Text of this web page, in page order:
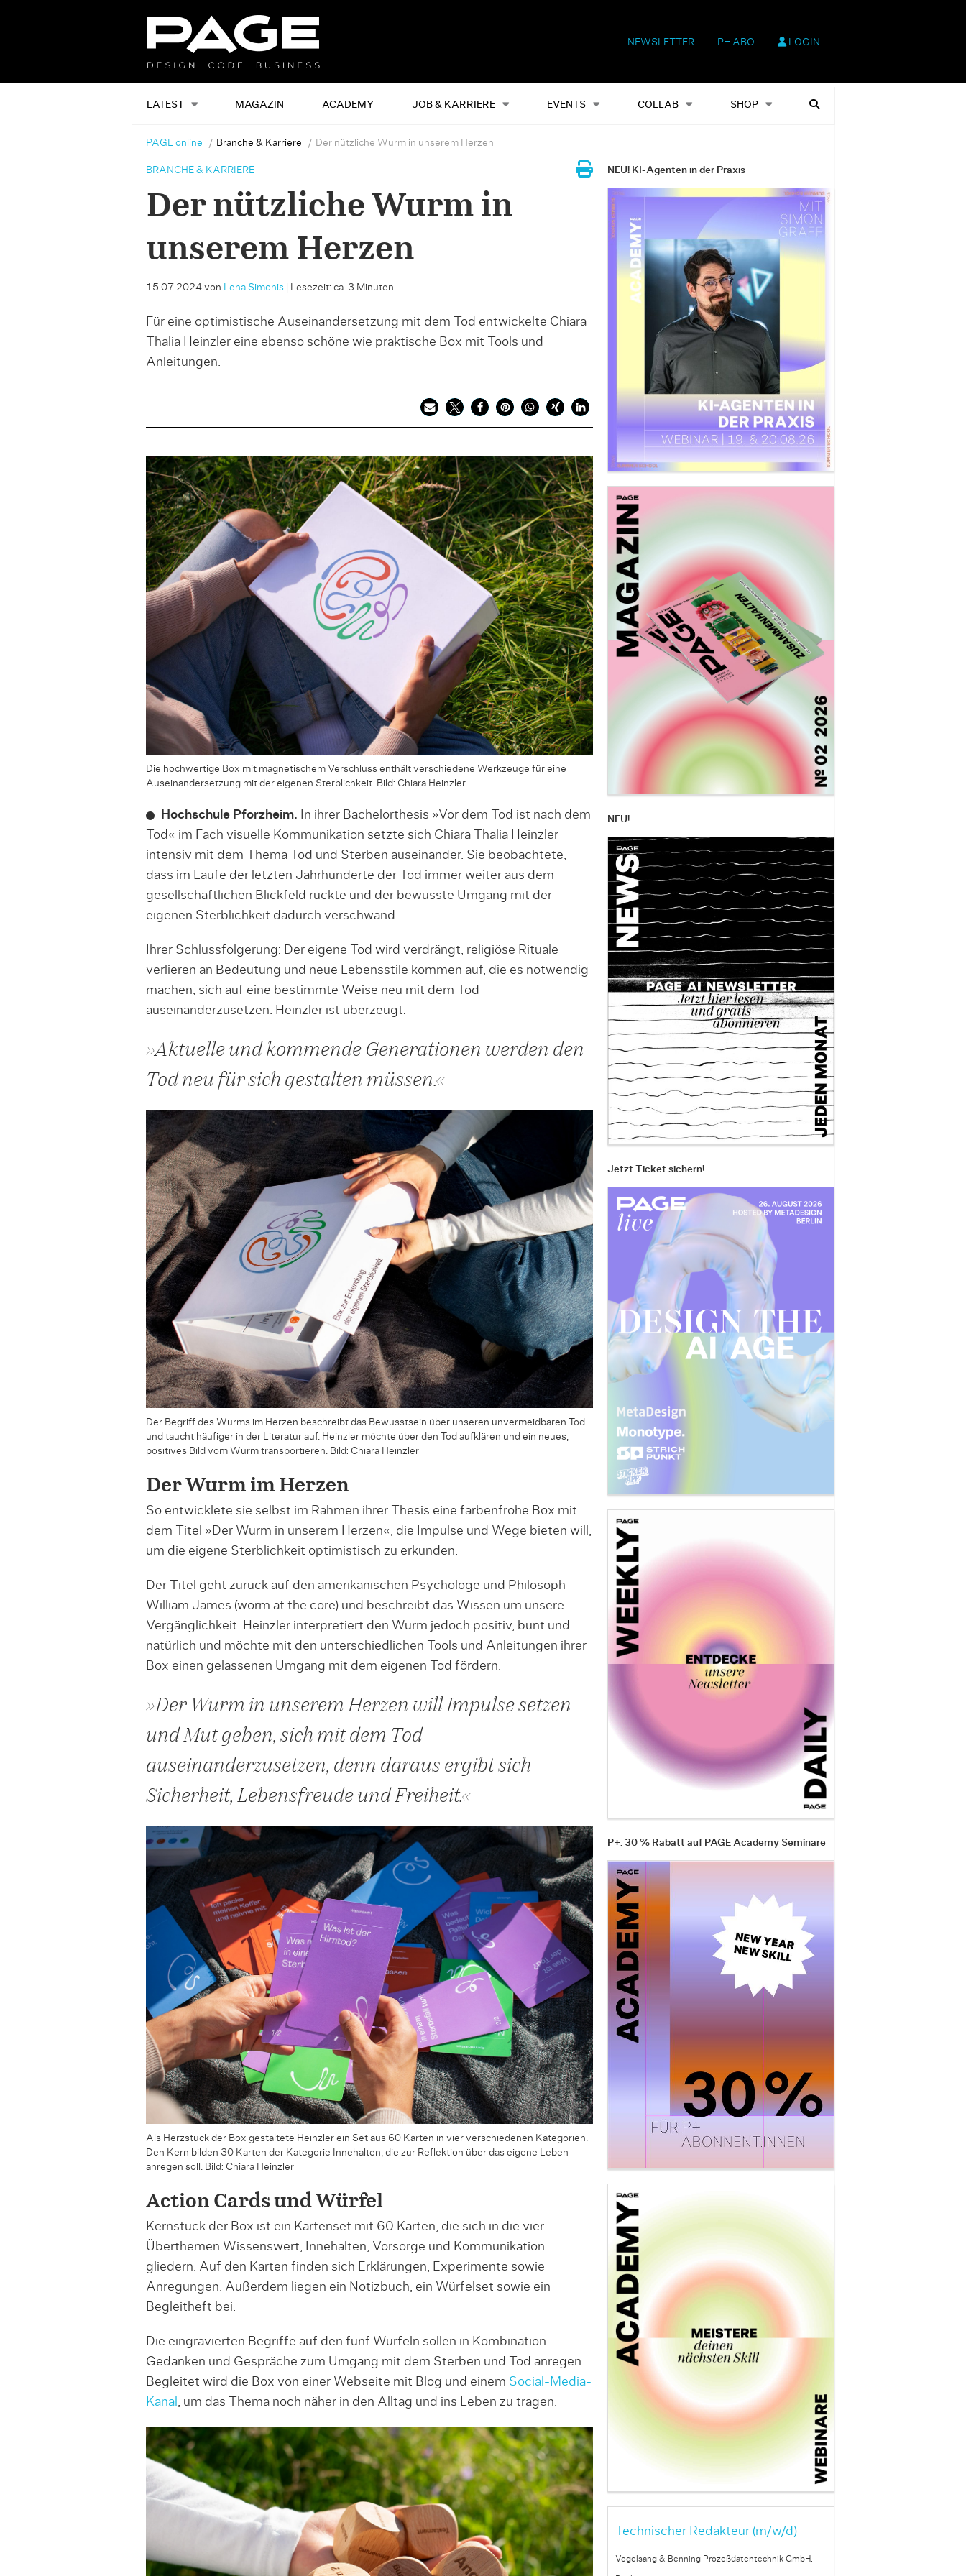
NEWSLETTER P+ ABO LOGIN
LATEST MAGAZIN ACADEMY JOB & KARRIERE EVENTS COLLAB SHOP
Alles Events Shop Heftausgaben Suchen
PAGE online Branche & Karriere Der nützliche Wurm in unserem Herzen
BRANCHE & KARRIERE
Der nützliche Wurm in
unserem Herzen
15.07.2024 von Lena Simonis Lesezeit: ca. 3 Minuten
Für eine optimistische Auseinandersetzung mit dem Tod entwickelte Chiara
Thalia Heinzler eine ebenso schöne wie praktische Box mit Tools und
Anleitungen.
Die hochwertige Box mit magnetischem Verschluss enthält verschiedene Werkzeuge für eine
Auseinandersetzung mit der eigenen Sterblichkeit. Bild: Chiara Heinzler
Hochschule Pforzheim. In ihrer Bachelorthesis »Vor dem Tod ist nach dem
Tod« im Fach visuelle Kommunikation setzte sich Chiara Thalia Heinzler
intensiv mit dem Thema Tod und Sterben auseinander. Sie beobachtete,
dass im Laufe der letzten Jahrhunderte der Tod immer weiter aus dem
gesellschaftlichen Blickfeld rückte und der bewusste Umgang mit der
eigenen Sterblichkeit dadurch verschwand.
Ihrer Schlussfolgerung: Der eigene Tod wird verdrängt, religiöse Rituale
verlieren an Bedeutung und neue Lebensstile kommen auf, die es notwendig
machen, sich auf eine bestimmte Weise neu mit dem Tod
auseinanderzusetzen. Heinzler ist überzeugt:
»Aktuelle und kommende Generationen werden den
Tod neu für sich gestalten müssen.«
Der Begriff des Wurms im Herzen beschreibt das Bewusstsein über unseren unvermeidbaren Tod
und taucht häufiger in der Literatur auf. Heinzler möchte über den Tod aufklären und ein neues,
positives Bild vom Wurm transportieren. Bild: Chiara Heinzler
Der Wurm im Herzen
So entwicklete sie selbst im Rahmen ihrer Thesis eine farbenfrohe Box mit
dem Titel »Der Wurm in unserem Herzen«, die Impulse und Wege bieten will,
um die eigene Sterblichkeit optimistisch zu erkunden.
Der Titel geht zurück auf den amerikanischen Psychologe und Philosoph
William James (worm at the core) und beschreibt das Wissen um unsere
Vergänglichkeit. Heinzler interpretiert den Wurm jedoch positiv, bunt und
natürlich und möchte mit den unterschiedlichen Tools und Anleitungen ihrer
Box einen gelassenen Umgang mit dem eigenen Tod fördern.
»Der Wurm in unserem Herzen will Impulse setzen
und Mut geben, sich mit dem Tod
auseinanderzusetzen, denn daraus ergibt sich
Sicherheit, Lebensfreude und Freiheit.«
Als Herzstück der Box gestaltete Heinzler ein Set aus 60 Karten in vier verschiedenen Kategorien.
Den Kern bilden 30 Karten der Kategorie Innehalten, die zur Reflektion über das eigene Leben
anregen soll. Bild: Chiara Heinzler
Action Cards und Würfel
Kernstück der Box ist ein Kartenset mit 60 Karten, die sich in die vier
Überthemen Wissenswert, Innehalten, Vorsorge und Kommunikation
gliedern. Auf den Karten finden sich Erklärungen, Experimente sowie
Anregungen. Außerdem liegen ein Notizbuch, ein Würfelset sowie ein
Begleitheft bei.
Die eingravierten Begriffe auf den fünf Würfeln sollen in Kombination
Gedanken und Gespräche zum Umgang mit dem Sterben und Tod anregen.
Begleitet wird die Box von einer Webseite mit Blog und einem Social-Media-
Kanal , um das Thema noch näher in den Alltag und ins Leben zu tragen.
NEU! KI-Agenten in der Praxis
NEU!
Jetzt Ticket sichern!
P+: 30 % Rabatt auf PAGE Academy Seminare
Technischer Redakteur (m/w/d)
Vogelsang & Benning Prozeßdatentechnik GmbH,